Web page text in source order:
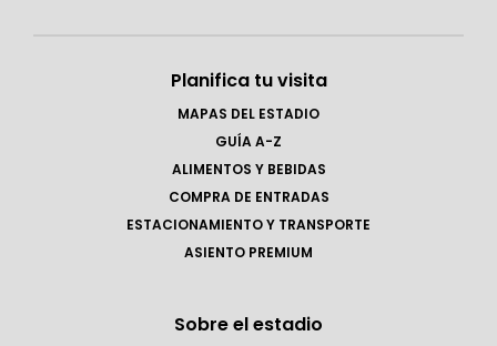
Planifica tu visita
MAPAS DEL ESTADIO
GUÍA A-Z
ALIMENTOS Y BEBIDAS
COMPRA DE ENTRADAS
ESTACIONAMIENTO Y TRANSPORTE
ASIENTO PREMIUM
Sobre el estadio